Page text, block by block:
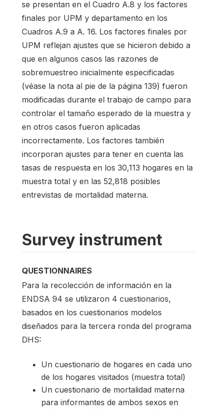
se presentan en el Cuadro A.8 y los factores
finales por UPM y departamento en los
Cuadros A.9 a A. 16. Los factores finales por
UPM reflejan ajustes que se hicieron debido a
que en algunos casos las razones de
sobremuestreo inicialmente especificadas
(véase la nota al pie de la página 139) fueron
modificadas durante el trabajo de campo para
controlar el tamaño esperado de la muestra y
en otros casos fueron aplicadas
incorrectamente. Los factores también
incorporan ajustes para tener en cuenta las
tasas de respuesta en los 30,113 hogares en la
muestra total y en las 52,818 posibles
entrevistas de mortalidad materna.
Survey instrument
QUESTIONNAIRES
Para la recolección de información en la
ENDSA 94 se utilizaron 4 cuestionarios,
basados en los cuestionarios modelos
diseñados para la tercera ronda del programa
DHS:
Un cuestionario de hogares en cada uno
de los hogares visitados (muestra total)
Un cuestionario de mortalidad materna
para informantes de ambos sexos en